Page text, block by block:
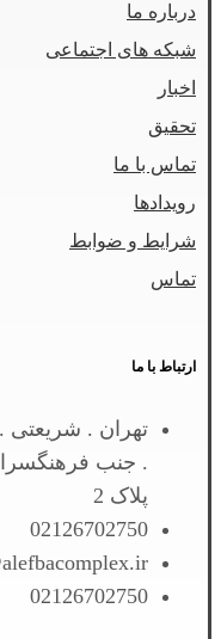
درباره ما
شبکه های اجتماعی
اخبار
تحقیق
تماس با ما
رویدادها
شرایط و ضوابط
تماس
ارتباط با ما
تهران .
. جنب
پلاک 2
02126702750
02126702750